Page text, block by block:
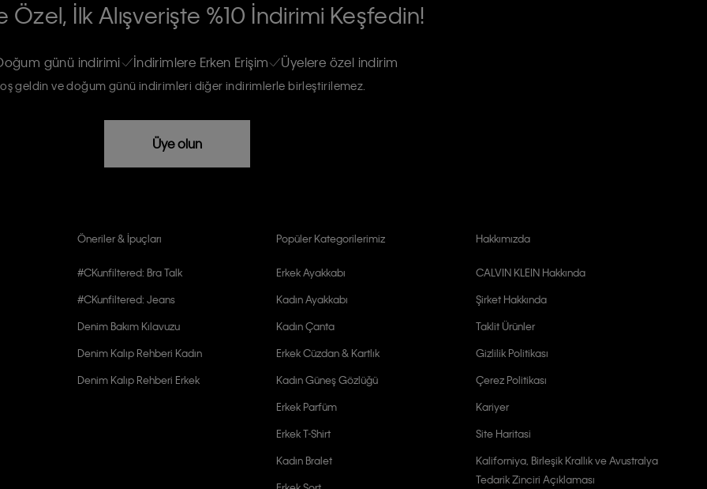
ve güncel ürün,
Özel, İlk Alışverişte %10 İndirimi Keşfedin!
günü indirimi İndirimlere Erken Erişim Üyelere özel indirim
geldin ve doğum günü indirimleri diğer indirimlerle birleştirilemez.
Üye olun
Öneriler & İpuçları
#CKunfiltered: Bra Talk
#CKunfiltered: Jeans
Denim Bakım Kılavuzu
Denim Kalıp Rehberi Kadın
Denim Kalıp Rehberi Erkek
Popüler Kategorilerimiz
Erkek Ayakkabı
Kadın Ayakkabı
Kadın Çanta
Erkek Cüzdan & Kartlık
Kadın Güneş Gözlüğü
Erkek Parfüm
Erkek T-Shirt
Kadın Bralet
Hakkımızda
CALVIN KLEIN Hakkında
Şirket Hakkında
Taklit Ürünler
Gizlilik Politikası
Çerez Politikası
Kariyer
Site Haritasi
Kaliforniya, Birleşik Krallık ve Avustralya
Tedarik Zinciri Açıklaması